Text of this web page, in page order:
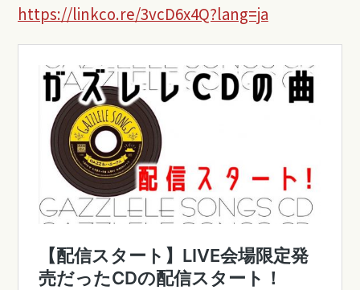
https://linkco.re/3vcD6x4Q?lang=ja